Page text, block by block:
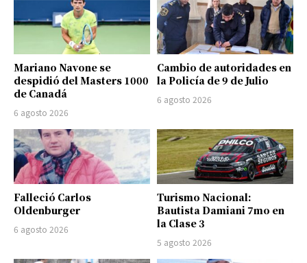
Mariano Navone se
despidió del Masters 1000
de Canadá
6 agosto 2026
Cambio de autoridades en
la Policía de 9 de Julio
6 agosto 2026
Falleció Carlos
Oldenburger
6 agosto 2026
Turismo Nacional:
Bautista Damiani 7mo en
la Clase 3
5 agosto 2026